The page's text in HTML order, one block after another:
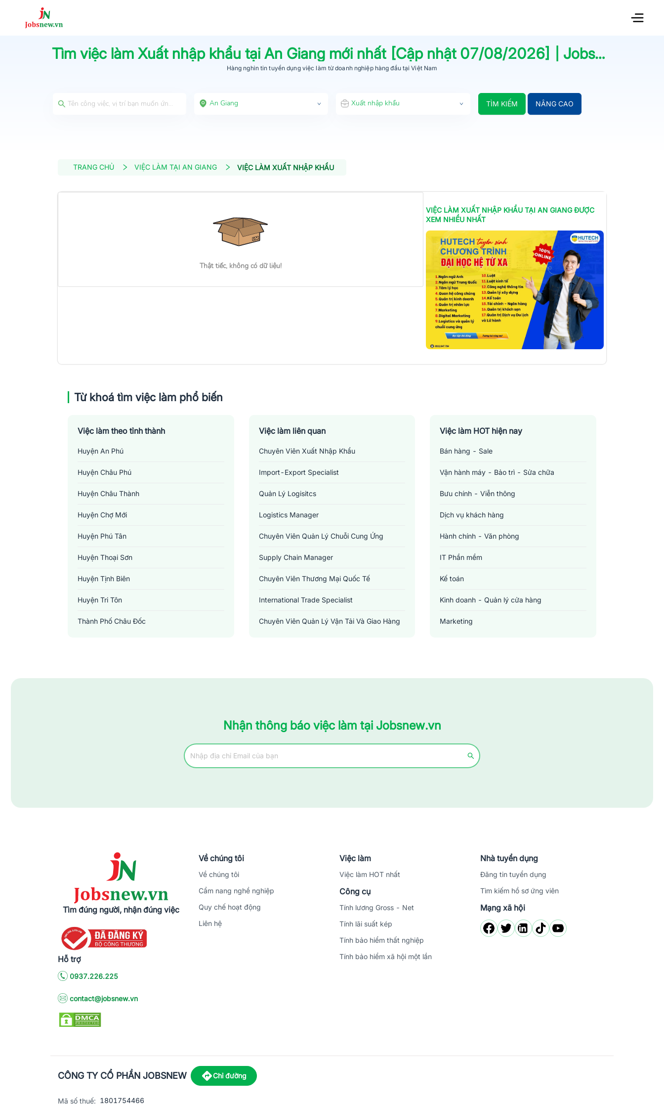
Tìm việc làm Xuất nhập khẩu tại An Giangmới nhất [Cập nhật 07/08/2026] | Jobsnew.vn
Hàng nghìn tin tuyển dụng việc làm từdoanh nghiệp hàng đầutại Việt Nam
An Giang Xuất nhập khẩu TÌM KIẾM NÂNG CAO
TRANG CHỦ VIỆC LÀM TẠI AN GIANG VIỆC LÀM XUẤT NHẬP KHẨU
Thật tiếc, không có dữ liệu!
VIỆC LÀM XUẤT NHẬP KHẨU TẠI AN GIANGĐƯỢC
XEM NHIỀU NHẤT
Từ khoá tìm việc làm phổ biến
Việc làm theo tỉnh thành
Huyện An Phú
Huyện Châu Phú
Huyện Châu Thành
Huyện Chợ Mới
Huyện Phú Tân
Huyện Thoại Sơn
Huyện Tịnh Biên
Huyện Tri Tôn
Thành Phố Châu Đốc
Việc làm liên quan
Chuyên Viên Xuất Nhập Khẩu
Import-Export Specialist
Quản Lý Logisitcs
Logistics Manager
Chuyên Viên Quản Lý Chuỗi Cung Ứng
Supply Chain Manager
Chuyên Viên Thương Mại Quốc Tế
International Trade Specialist
Chuyên Viên Quản Lý Vận Tải Và Giao Hàng
Việc làm HOT hiện nay
Bán hàng - Sale
Vận hành máy - Bảo trì - Sửa chữa
Bưu chính - Viễn thông
Dịch vụ khách hàng
Hành chính - Văn phòng
IT Phần mềm
Kế toán
Kinh doanh - Quản lý cửa hàng
Marketing
Nhận thông báo việc làm tại Jobsnew.vn
Tìm đúng người, nhận đúng việc
Hỗ trợ
0937.226.225
contact@jobsnew.vn
Về chúng tôi
Về chúng tôi
Cẩm nang nghề nghiệp
Quy chế hoạt động
Liên hệ
Việc làm
Việc làm HOT nhất
Công cụ
Tính lương Gross - Net
Tính lãi suất kép
Tính bảo hiểm thất nghiệp
Tính bảo hiểm xã hội một lần
Nhà tuyển dụng
Đăng tin tuyển dụng
Tìm kiếm hồ sơ ứng viên
Mạng xã hội
CÔNG TY CỔ PHẦN JOBSNEW Chỉ đường
Mã số thuế: 1801754466